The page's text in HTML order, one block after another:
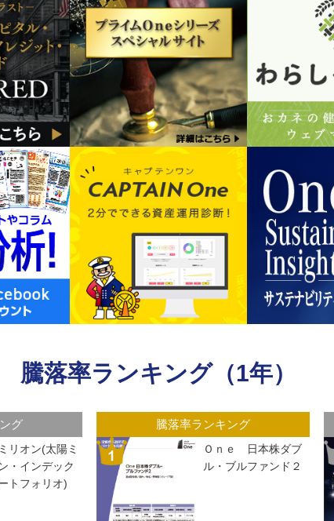
騰落率ランキング（1年）
騰落率ランキング
フィッシャーUSマイ
クロ株式ファンド
騰落率ランキング
たわらノ
日経２２５